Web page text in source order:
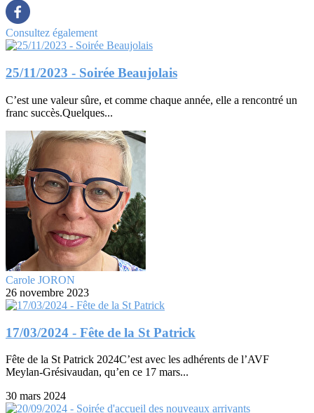
Consultez également
25/11/2023 - Soirée Beaujolais
C’est une valeur sûre, et comme chaque année, elle a rencontré un
franc succès.Quelques...
Carole JORON
26 novembre 2023
17/03/2024 - Fête de la St Patrick
Fête de la St Patrick 2024C’est avec les adhérents de l’AVF
Meylan-Grésivaudan, qu’en ce 17 mars...
30 mars 2024